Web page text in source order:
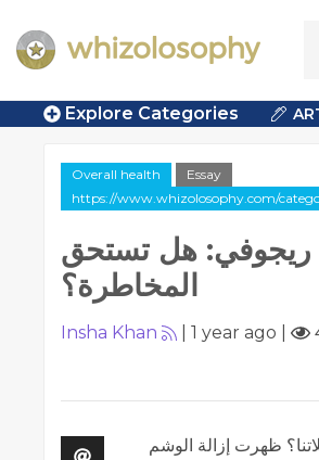
Explore Categories
Overall health
Essay
https://www.whizolosophy.com/
ريجوفي: هل تستحق
المخاطرة؟
Insha Khan 1 year ago
ظهرت إزالة الوشم